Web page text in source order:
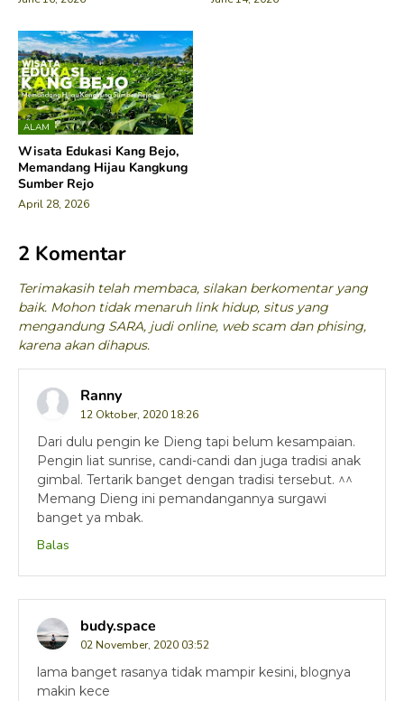
ALAM
Wisata Edukasi Kang Bejo,
Memandang Hijau Kangkung
Sumber Rejo
April 28, 2026
2 Komentar
Terimakasih telah membaca, silakan berkomentar yang
baik. Mohon tidak menaruh link hidup, situs yang
mengandung SARA, judi online, web scam dan phising,
karena akan dihapus.
Ranny
12 Oktober, 2020 18:26
Dari dulu pengin ke Dieng tapi belum kesampaian.
Pengin liat sunrise, candi-candi dan juga tradisi anak
gimbal. Tertarik banget dengan tradisi tersebut. ^^
Memang Dieng ini pemandangannya surgawi
banget ya mbak.
Balas
budy.space
02 November, 2020 03:52
lama banget rasanya tidak mampir kesini, blognya
makin kece